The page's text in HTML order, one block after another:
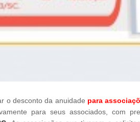
o desconto da anuidade para
para seus associados, com